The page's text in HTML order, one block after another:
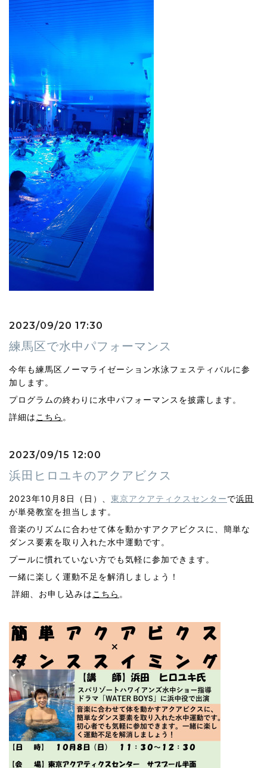
2023/09/20 17:30
練馬区で水中パフォーマンス
今年も練馬区ノーマライゼーション水泳フェスティバルに参
加します。
プログラムの終わりに水中パフォーマンスを披露します。
詳細は こちら 。
2023/09/15 12:00
浜田ヒロユキのアクアビクス
2023年10月8日（日）、 東京アクアティクスセンターで浜田
が単発教室を担当します。
音楽のリズムに合わせて体を動かすアクアビクスに、簡単な
ダンス要素を取り入れた水中運動です。
プールに慣れていない方でも気軽に参加できます。
一緒に楽しく運動不足を解消しましょう！
詳細、お申し込みは こちら 。